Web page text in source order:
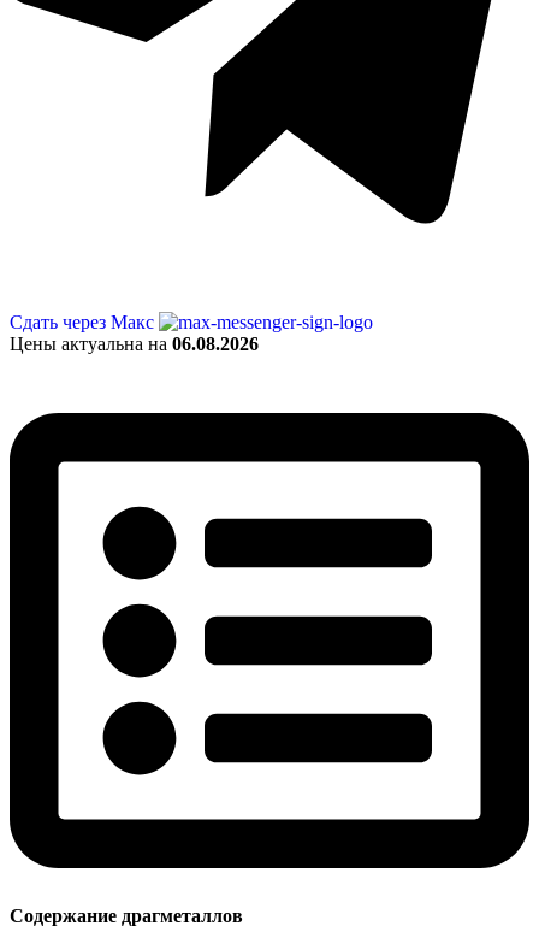
Сдать через Макс
Цены актуальна на 06.08.2026
Содержание драгметаллов